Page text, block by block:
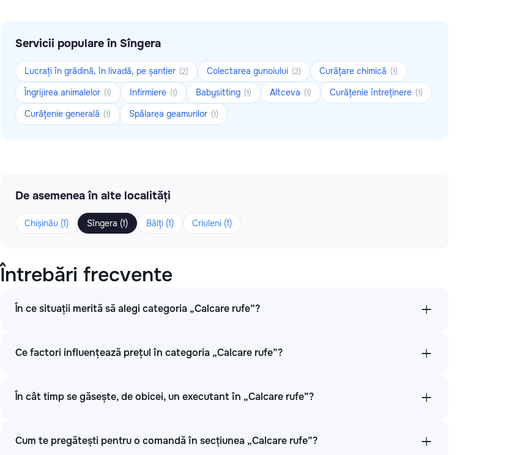
Servicii populare în Sîngera
Lucrați în grădină, în livadă, pe șantier (2) Colectarea gunoiului (2) Curățare chimică (1)
Îngrijirea animalelor (1) Infirmiere (1) Babysitting (1) Altceva (1) Curățenie întreținere (1)
Curățenie generală (1) Spălarea geamurilor (1)
De asemenea în alte localități
Chișinău (1) Sîngera (1) Bălți (1) Criuleni (1)
Întrebări frecvente
În ce situații merită să alegi categoria „Calcare rufe”?
Ce factori influențează prețul în categoria „Calcare rufe”?
În cât timp se găsește, de obicei, un executant în „Calcare rufe”?
Cum te pregătești pentru o comandă în secțiunea „Calcare rufe”?